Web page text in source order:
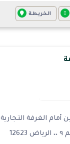
الخريطة
أمام الغرفة التجارية